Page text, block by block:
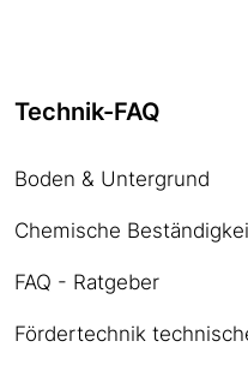
Technik-FAQ
Boden & Untergrund
Chemische
FAQ - Ratgeber
Fördertechnik